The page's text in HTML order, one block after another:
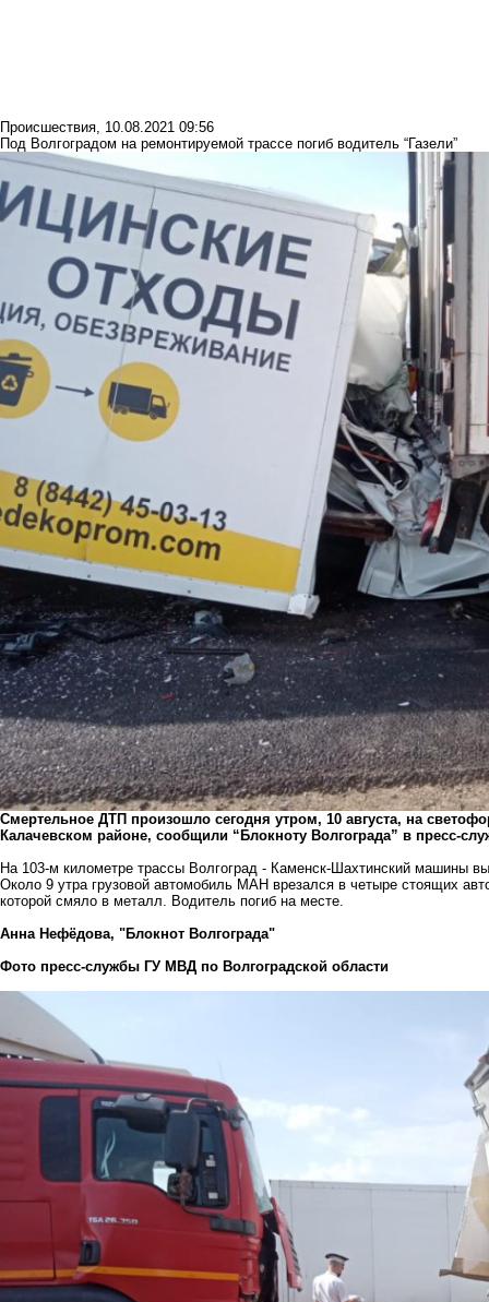
Происшествия, 10.08.2021 09:56
Под Волгоградом на ремонтируемой трассе погиб водитель “Газели”
Смертельное ДТП произошло сегодня утром, 10 августа, на
Калачевском районе, сообщили “Блокноту Волгограда” в пресс-
На 103-м километре трассы Волгоград - Каменск-Шахтинский машины
Около 9 утра грузовой автомобиль МАН врезался в четыре стоящих
которой смяло в металл. Водитель погиб на месте.
Анна Нефёдова, "Блокнот Волгограда"
Фото пресс-службы ГУ МВД по Волгоградской области